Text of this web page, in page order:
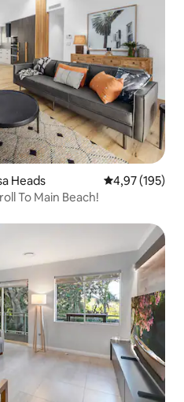
Heads Průměrné
4,97 (195)
To Main Beach!
hostů